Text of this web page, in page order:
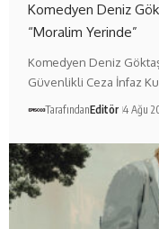
Komedyen Deniz
“Moralim Yerinde”
Komedyen Deniz
Güvenlikli Ceza İnfaz
TarafındanEditör 4 Ağu